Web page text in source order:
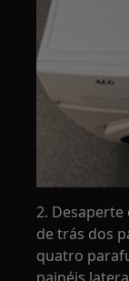
2.
de trás dos
quatro